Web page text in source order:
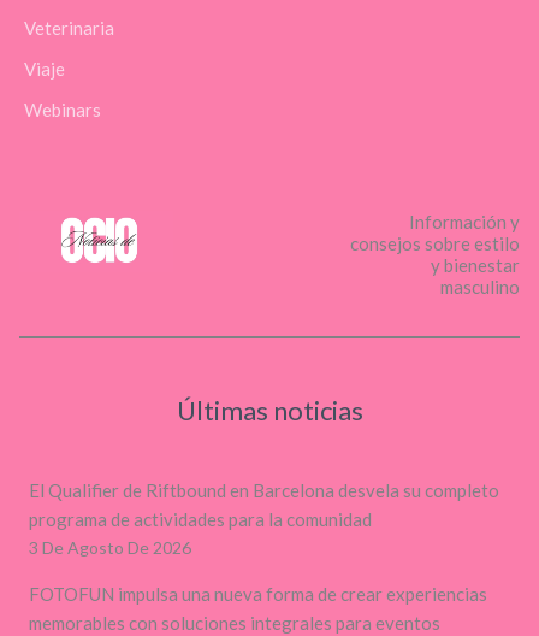
Veterinaria
Viaje
Webinars
Información y
consejos sobre estilo
y bienestar
masculino
Últimas noticias
El Qualifier de Riftbound en Barcelona desvela su completo
programa de actividades para la comunidad
3 De Agosto De 2026
FOTOFUN impulsa una nueva forma de crear experiencias
memorables con soluciones integrales para eventos